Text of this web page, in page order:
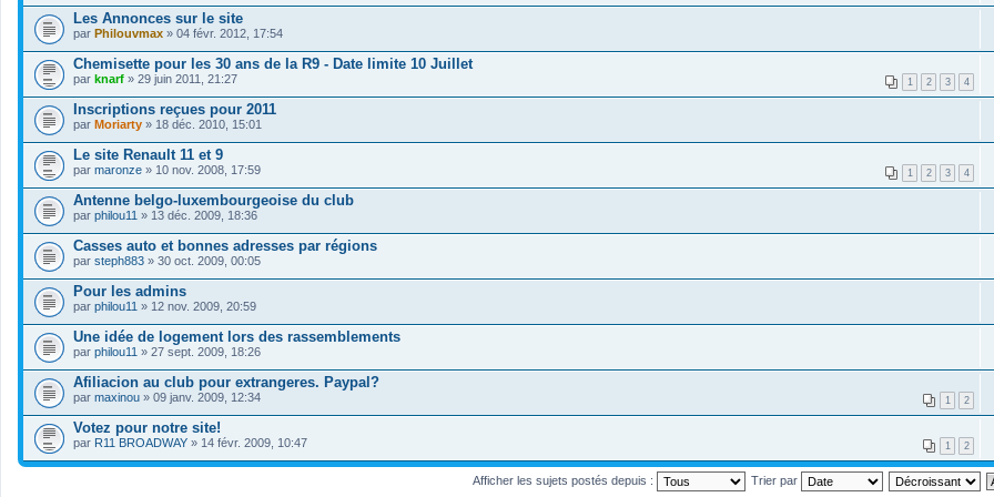
u
n
s
o
n
d
a
g
e
s
)
j
o
i
n
t
(
s
j
e
t
u
n
s
o
n
d
a
g
e
e
s
u
j
e
t
u
n
s
o
n
d
a
g
e
Les Annonces sur le site
par Philouvmax » 04 févr. 2012, 17:54
Chemisette pour les 30 ans de la R9 - Date limite 10 Juillet
1 2 3 4
par knarf » 29 juin 2011, 21:27
Inscriptions reçues pour 2011
par Moriarty » 18 déc. 2010, 15:01
Le site Renault 11 et 9
1 2 3 4
par maronze » 10 nov. 2008, 17:59
Antenne belgo-luxembourgeoise du club
par philou11 » 13 déc. 2009, 18:36
Casses auto et bonnes adresses par régions
par steph883 » 30 oct. 2009, 00:05
Pour les admins
par philou11 » 12 nov. 2009, 20:59
Une idée de logement lors des rassemblements
par philou11 » 27 sept. 2009, 18:26
Afiliacion au club pour extrangeres. Paypal?
1 2
par maxinou » 09 janv. 2009, 12:34
Votez pour notre site!
1 2
par R11 BROADWAY » 14 févr. 2009, 10:47
Afficher les sujets postés depuis : Trier par